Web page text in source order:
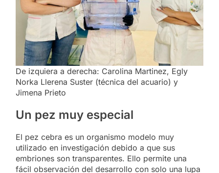
De izquiera a derecha: Carolina Martinez, Egly
Norka Llerena Suster (técnica del acuario) y
Jimena Prieto
Un pez muy especial
El pez cebra es un organismo modelo muy
utilizado en investigación debido a que sus
embriones son transparentes. Ello permite una
fácil observación del desarrollo con solo una lupa